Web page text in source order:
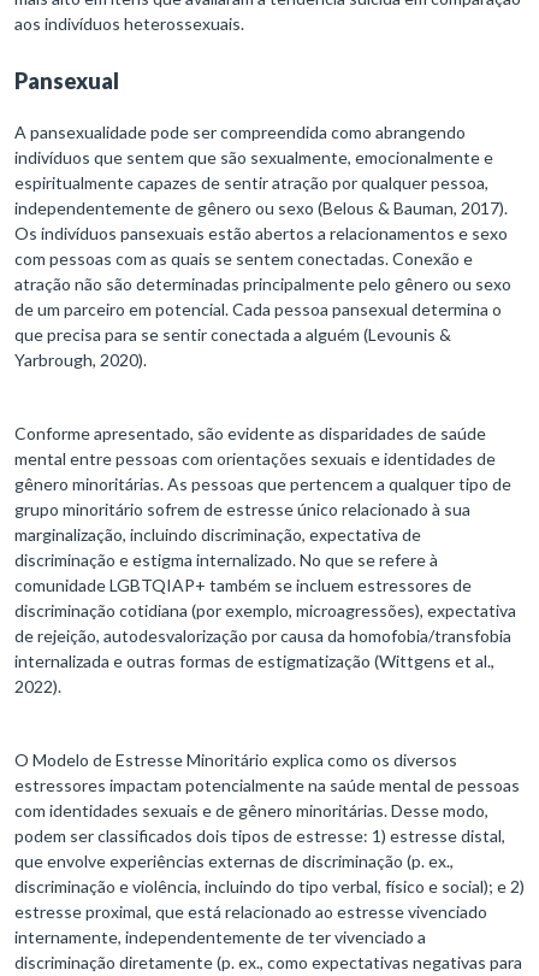
aos indivíduos heterossexuais.
Pansexual
A pansexualidade pode ser compreendida como abrangendo
indivíduos que sentem que são sexualmente, emocionalmente e
espiritualmente capazes de sentir atração por qualquer pessoa,
independentemente de gênero ou sexo (Belous & Bauman, 2017).
Os indivíduos pansexuais estão abertos a relacionamentos e sexo
com pessoas com as quais se sentem conectadas. Conexão e
atração não são determinadas principalmente pelo gênero ou sexo
de um parceiro em potencial. Cada pessoa pansexual determina o
que precisa para se sentir conectada a alguém (Levounis &
Yarbrough, 2020).
Conforme apresentado, são evidente as disparidades de saúde
mental entre pessoas com orientações sexuais e identidades de
gênero minoritárias. As pessoas que pertencem a qualquer tipo de
grupo minoritário sofrem de estresse único relacionado à sua
marginalização, incluindo discriminação, expectativa de
discriminação e estigma internalizado. No que se refere à
comunidade LGBTQIAP+ também se incluem estressores de
discriminação cotidiana (por exemplo, microagressões), expectativa
de rejeição, autodesvalorização por causa da homofobia/transfobia
internalizada e outras formas de estigmatização (Wittgens et al.,
2022).
O Modelo de Estresse Minoritário explica como os diversos
estressores impactam potencialmente na saúde mental de pessoas
com identidades sexuais e de gênero minoritárias. Desse modo,
podem ser classificados dois tipos de estresse: 1) estresse distal,
que envolve experiências externas de discriminação (p. ex.,
discriminação e violência, incluindo do tipo verbal, físico e social); e 2)
estresse proximal, que está relacionado ao estresse vivenciado
internamente, independentemente de ter vivenciado a
discriminação diretamente (p. ex., como expectativas negativas para